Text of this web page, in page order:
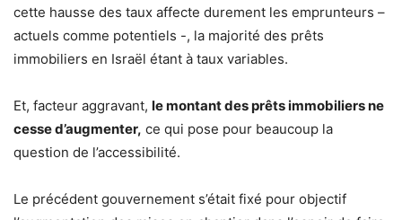
cette hausse des taux affecte durement les emprunteurs –
actuels comme potentiels -, la majorité des prêts
immobiliers en Israël étant à taux variables.
Et, facteur aggravant, le montant des prêts immobiliers ne
cesse d’augmenter, ce qui pose pour beaucoup la
question de l’accessibilité.
Le précédent gouvernement s’était fixé pour objectif